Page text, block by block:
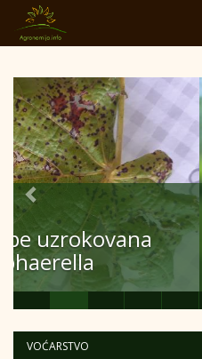
06. kolovoza 2017.
Zalijevanje
žega
Prethodno
VOĆARSTVO